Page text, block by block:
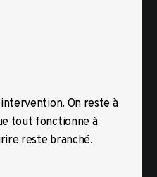
On reste à
tout fonctionne à
reste branché.